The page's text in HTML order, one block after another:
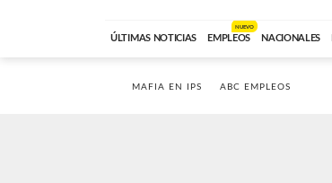
ÚLTIMAS NOTICIAS EMPLEOS
NUEVO
NACIONALES
MAFIA EN IPS ABC EMPLEOS